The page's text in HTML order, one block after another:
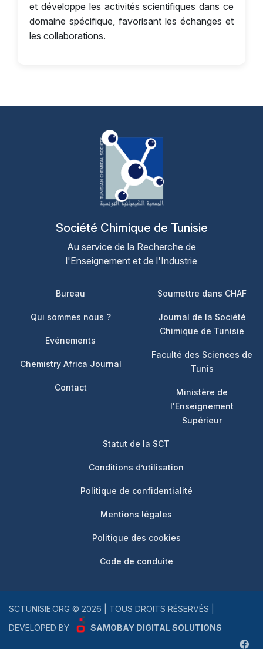
et développe les activités scientifiques dans ce
domaine spécifique, favorisant les échanges et
les collaborations.
Société Chimique de Tunisie
Au service de la Recherche de
l'Enseignement et de l'Industrie
Bureau
Qui sommes nous ?
Evénements
Chemistry Africa Journal
Contact
Footer 2
Soumettre dans CHAF
Journal de la Société
Chimique de Tunisie
Faculté des Sciences de
Tunis
Ministère de
l'Enseignement
Supérieur
Statut de la SCT
Conditions d’utilisation
Politique de confidentialité
Mentions légales
Politique des cookies
Code de conduite
SCTUNISIE.ORG © 2026 | TOUS DROITS RÉSERVÉS |
DEVELOPED BY
SAMOBAY DIGITAL SOLUTIONS